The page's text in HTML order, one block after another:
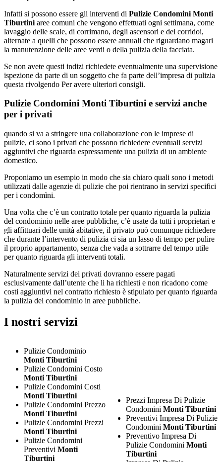
Infatti si possono essere gli interventi di Pulizie Condomini Monti
Tiburtini aree comuni che vengono effettuati ogni settimana, come
lavaggio delle scale, di corrimano, degli ascensori e dei corridoi,
alternate a quelli che possono essere annuali che riguardano magari
la manutenzione delle aree verdi o della pulizia della facciata.
Se non avete questi indizi richiedete eventualmente una supervisione
ispezione da parte di un soggetto che fa parte dell’impresa di pulizia
questa rivolgendo Per avere ulteriori consigli.
Pulizie Condomini Monti Tiburtini e servizi anche
per i privati
quando si va a stringere una collaborazione con le imprese di
pulizie, ci sono i privati che possono richiedere eventuali servizi
aggiuntivi che riguarda espressamente una pulizia di un ambiente
domestico.
Proponiamo un esempio in modo che sia chiaro quali sono i metodi
utilizzati dalle agenzie di pulizie che poi rientrano in servizi specifici
per i condomìni.
Una volta che c’è un contratto totale per quanto riguarda la pulizia
del condominio nelle aree pubbliche, c’è usate da tutti i proprietari e
gli affittuari delle unità abitative, il privato può comunque richiedere
che durante l’intervento di pulizia ci sia un lasso di tempo per pulire
il proprio appartamento, senza che vada a sottrarre del tempo utile
per quanto riguarda gli interventi totali.
Naturalmente servizi dei privati dovranno essere pagati
esclusivamente dall’utente che li ha richiesti e non ricadono come
costi aggiuntivi nel contratto richiesto è stipulato per quanto riguarda
la pulizia del condominio in aree pubbliche.
I nostri servizi
Pulizie Condominio
Monti Tiburtini
Pulizie Condomini Costo
Monti Tiburtini
Pulizie Condomini Costi
Monti Tiburtini
Pulizie Condomini Prezzo
Monti Tiburtini
Pulizie Condomini Prezzi
Monti Tiburtini
Pulizie Condomini
Preventivi Monti
Tiburtini
Prezzi Impresa Di Pulizie
CondominiMonti Tiburtini
Preventivi Impresa Di Pulizie
CondominiMonti Tiburtini
Preventivo Impresa Di
Pulizie CondominiMonti
Tiburtini